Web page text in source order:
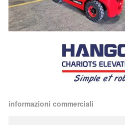
informazioni commerciali